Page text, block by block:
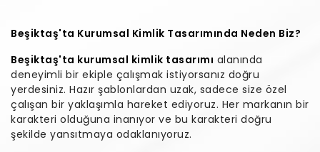
Beşiktaş'ta Kurumsal Kimlik Tasarımında Neden Biz?
Beşiktaş'ta kurumsal kimlik tasarımı alanında
deneyimli bir ekiple çalışmak istiyorsanız doğru
yerdesiniz. Hazır şablonlardan uzak, sadece size özel
çalışan bir yaklaşımla hareket ediyoruz. Her markanın bir
karakteri olduğuna inanıyor ve bu karakteri doğru
şekilde yansıtmaya odaklanıyoruz.